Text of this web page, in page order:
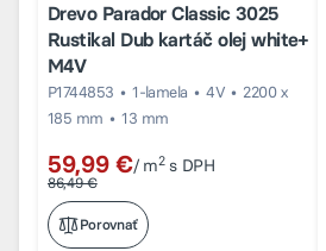
Porovnať
Drevo Parador Classic 3025
Rustikal Dub kartáč olej white+
M4V
P1744853 1-lamela 4V
2200 x
185 mm
13 mm
59,99 €
86,49 €
/ m2s DPH